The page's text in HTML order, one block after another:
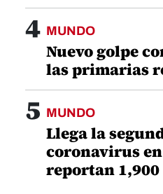
4 MUNDO
Nuevo golpe
las primarias
5 MUNDO
Llega la
coronavirus
reportan 1,900